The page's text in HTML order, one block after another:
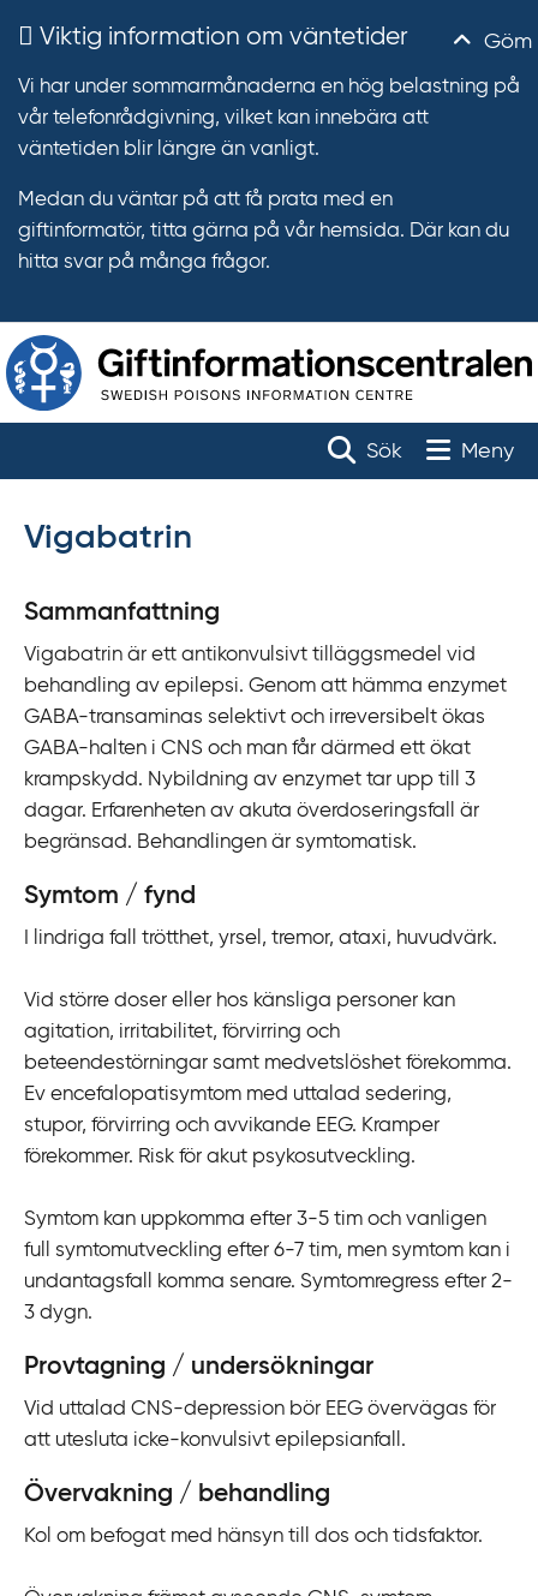
Göm
Viktig information om väntetider
Vi har under sommarmånaderna en hög belastning på
vår telefonrådgivning, vilket kan innebära att
väntetiden blir längre än vanligt.
Medan du väntar på att få prata med en
giftinformatör, titta gärna på vår hemsida. Där kan du
hitta svar på många frågor.
Sök Toggle
Meny
Vigabatrin
Sammanfattning
Vigabatrin är ett antikonvulsivt tilläggsmedel vid
behandling av epilepsi. Genom att hämma enzymet
GABA-transaminas selektivt och irreversibelt ökas
GABA-halten i CNS och man får därmed ett ökat
krampskydd. Nybildning av enzymet tar upp till 3
dagar. Erfarenheten av akuta överdoseringsfall är
begränsad. Behandlingen är symtomatisk.
Symtom / fynd
I lindriga fall trötthet, yrsel, tremor, ataxi, huvudvärk.
Vid större doser eller hos känsliga personer kan
agitation, irritabilitet, förvirring och
beteendestörningar samt medvetslöshet förekomma.
Ev encefalopatisymtom med uttalad sedering,
stupor, förvirring och avvikande EEG. Kramper
förekommer. Risk för akut psykosutveckling.
Symtom kan uppkomma efter 3-5 tim och vanligen
full symtomutveckling efter 6-7 tim, men symtom kan i
undantagsfall komma senare. Symtomregress efter 2-
3 dygn.
Provtagning / undersökningar
Vid uttalad CNS-depression bör EEG övervägas för
att utesluta icke-konvulsivt epilepsianfall.
Övervakning / behandling
Kol om befogat med hänsyn till dos och tidsfaktor.